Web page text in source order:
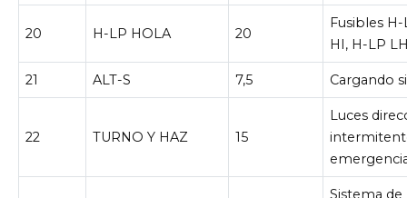
20 H-LP HOLA 20
Fusibles
HI, H-LP
21 ALT-S 7,5 Cargando
22 TURNO Y HAZ 15
Luces
Sistema de